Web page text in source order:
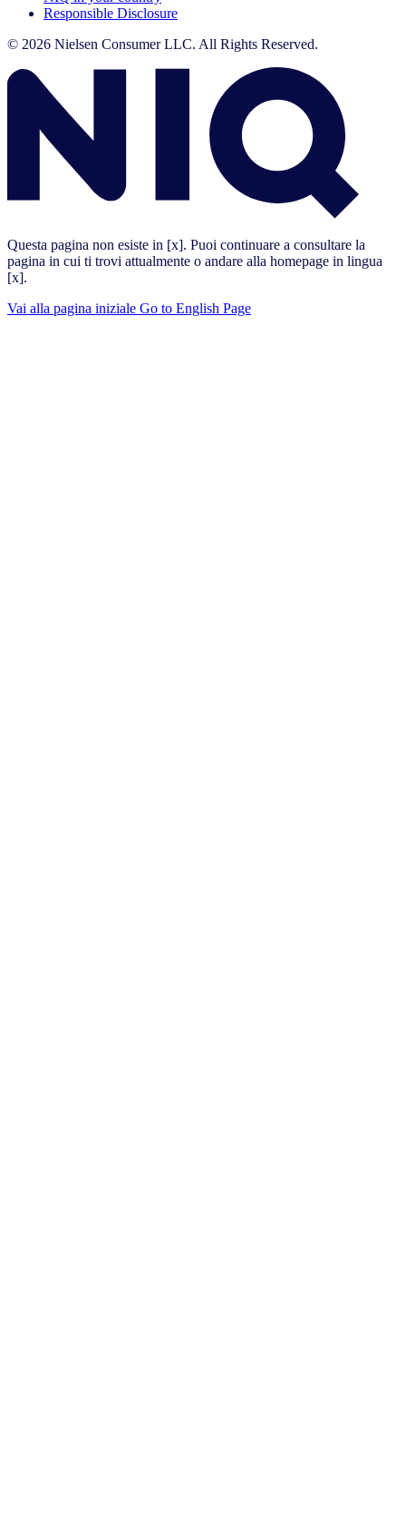
Responsible Disclosure
© 2026 Nielsen Consumer LLC. All Rights Reserved.
Questa pagina non esiste in [x]. Puoi continuare a consultare la
pagina in cui ti trovi attualmente o andare alla homepage in lingua
[x].
Vai alla pagina iniziale Go to English Page